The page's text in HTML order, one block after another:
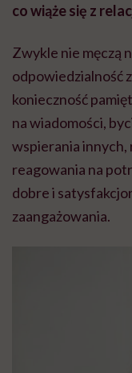
co wiąże się z
Zwykle nie męczą
odpowiedzialność
konieczność
na wiadomości,
wspierania
reagowania na
dobre i
zaangażowania.